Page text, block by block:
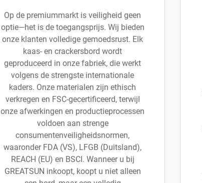
Op de premiummarkt is veiligheid geen
optie—het is de toegangsprijs. Wij bieden
onze klanten volledige gemoedsrust. Elk
kaas- en crackersbord wordt
geproduceerd in onze fabriek, die werkt
volgens de strengste internationale
kaders. Onze materialen zijn ethisch
verkregen en FSC-gecertificeerd, terwijl
onze afwerkingen en productieprocessen
voldoen aan strenge
consumentenveiligheidsnormen,
waaronder FDA (VS), LFGB (Duitsland),
REACH (EU) en BSCI. Wanneer u bij
GREATSUN inkoopt, koopt u niet alleen